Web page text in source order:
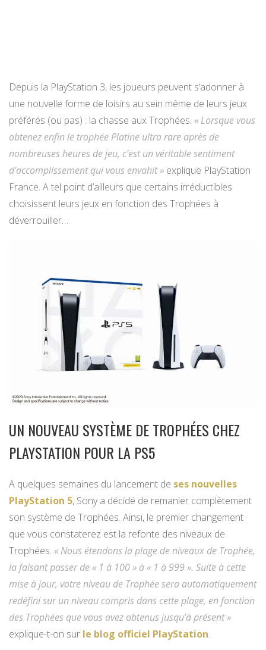
Depuis la PlayStation 3, les joueurs peuvent s’adonner à
une nouvelle forme de loisirs au sein même de leurs jeux
préférés (ou pas) : la chasse aux Trophées. « Lorsque vous
obtenez enfin le trophée Platine ultra rare après de
nombreuses heures de jeu, c’est un véritable sentiment
d’accomplissement qui vous envahit » explique PlayStation
France. A tel point d’ailleurs que certains irréductibles
choisissent leurs jeux en fonction des Trophées à
déverrouiller…
UN NOUVEAU SYSTÈME DE TROPHÉES CHEZ
PLAYSTATION POUR LA PS5
A quelques semaines du lancement de ses nouvelles
PlayStation 5, Sony a décidé de remanier complètement
son système de Trophées. Ainsi, le premier changement
que vous constaterez est la refonte des niveaux de
Trophées. « Nous étendons la plage de niveaux de Trophée,
la faisant passer de « 1 à 100 » à « 1 à 999 ». Suite à cette
mise à jour, votre niveau de Trophée sera automatiquement
redéfini sur un niveau compris dans cette plage, en fonction
des Trophées que vous avez obtenus jusqu’à présent »
explique-t-on sur le blog officiel PlayStation.